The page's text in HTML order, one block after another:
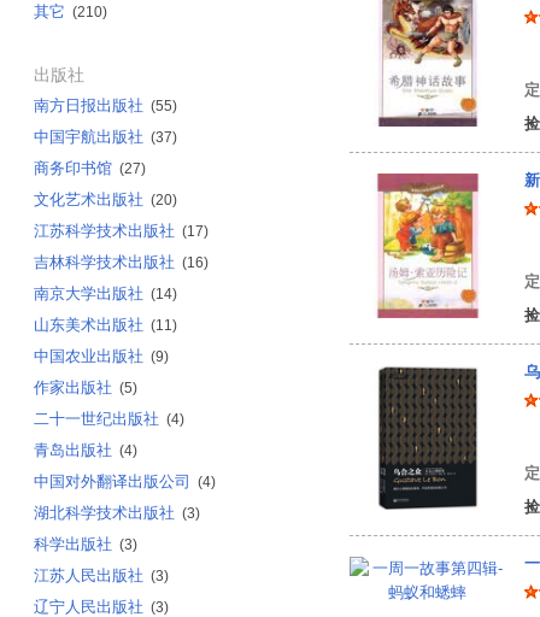
其它 (210)
出版社
南方日报出版社 (55)
中国宇航出版社 (37)
商务印书馆 (27)
文化艺术出版社 (20)
江苏科学技术出版社 (17)
吉林科学技术出版社 (16)
南京大学出版社 (14)
山东美术出版社 (11)
中国农业出版社 (9)
作家出版社 (5)
二十一世纪出版社 (4)
青岛出版社 (4)
中国对外翻译出版公司 (4)
湖北科学技术出版社 (3)
科学出版社 (3)
江苏人民出版社 (3)
辽宁人民出版社 (3)